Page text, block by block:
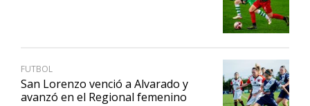
FUTBOL
San Lorenzo venció a Alvarado y
avanzó en el Regional femenino